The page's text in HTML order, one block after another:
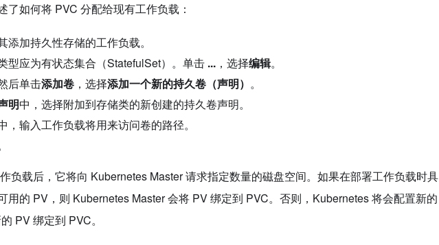
了如何将 PVC 分配给现有工作负载：
添加持久性存储的工作负载。
型应为有状态集合（StatefulSet）。单击 ... ，选择编辑。
后单击添加卷 ，选择添加一个新的持久卷（声明） 。
明中，选择附加到存储类的新创建的持久卷声明。
，输入工作负载将用来访问卷的路径。
负载后，它将向 Kubernetes Master 请求指定数量的磁盘空间。如果在部署工作负载时具
用的 PV，则 Kubernetes Master 会将 PV 绑定到 PVC。否则，Kubernetes 将会配置新的
PV 绑定到 PVC。